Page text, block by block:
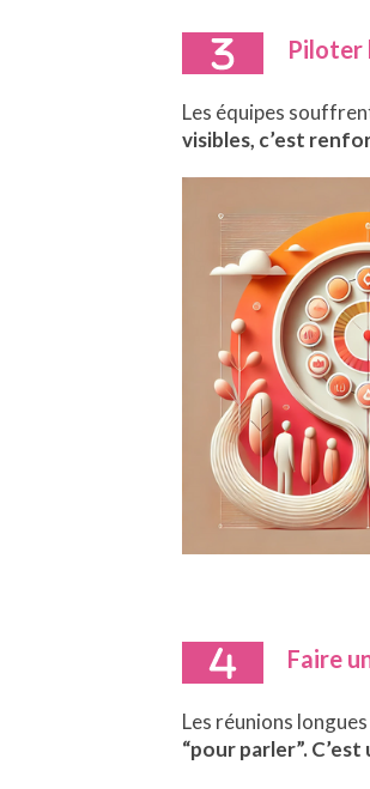
Piloter
Les équipes
visibles, c’est
Faire
Les réunions
“pour parler”.